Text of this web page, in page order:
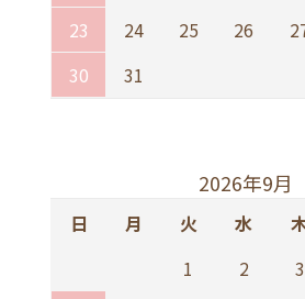
23
24 25 26
30
31
2026年9月
日 月 火 水
1
2 3